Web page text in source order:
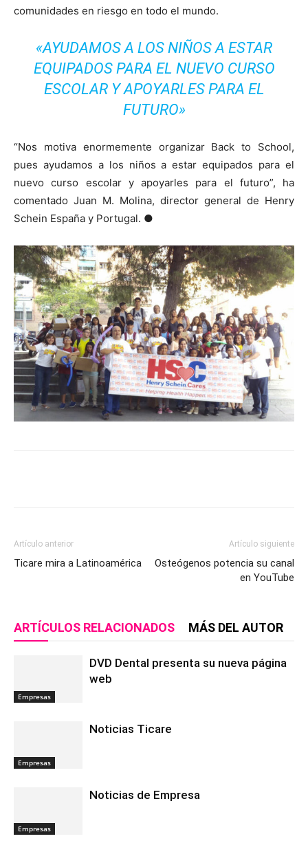
comunidades en riesgo en todo el mundo.
«AYUDAMOS A LOS NIÑOS A ESTAR
EQUIPADOS PARA EL NUEVO CURSO
ESCOLAR Y APOYARLES PARA EL
FUTURO»
“Nos motiva enormemente organizar Back to School,
pues ayudamos a los niños a estar equipados para el
nuevo curso escolar y apoyarles para el futuro”, ha
comentado Juan M. Molina, director general de Henry
Schein España y Portugal. ●
Artículo anterior
Ticare mira a Latinoamérica
Artículo siguiente
Osteógenos potencia su canal
en YouTube
ARTÍCULOS RELACIONADOS MÁS DEL AUTOR
Empresas
DVD Dental presenta su nueva página
web
Empresas
Noticias Ticare
Empresas
Noticias de Empresa